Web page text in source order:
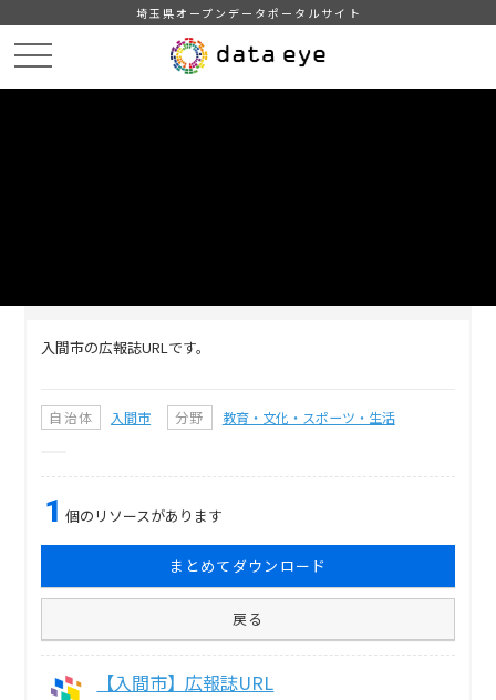
埼玉県オープンデータポータルサイト
入間市の広報誌URLです。
自治体 入間市 分野 教育・文化・スポーツ・生活
1 個のリソースがあります
まとめてダウンロード
戻る
【入間市】広報誌URL